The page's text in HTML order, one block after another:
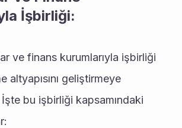
İşbirliği:
ve finans kurumlarıyla işbirliği
altyapısını geliştirmeye
İşte bu işbirliği kapsamındaki